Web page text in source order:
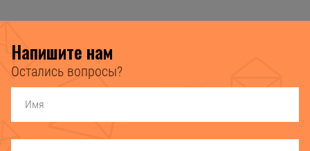
Напишите нам
Остались вопросы?